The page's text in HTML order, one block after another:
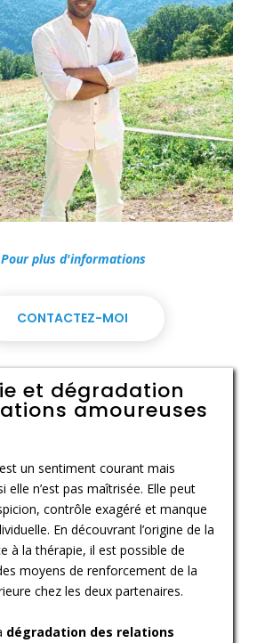
Pour plus d'informations
CONTACTEZ-MOI
et dégradation
amoureuses
est un sentiment courant mais
elle n’est pas maîtrisée. Elle peut
contrôle exagéré et manque
En découvrant l’origine de la
à la thérapie, il est possible de
moyens de renforcement de la
chez les deux partenaires.
dégradation des relations